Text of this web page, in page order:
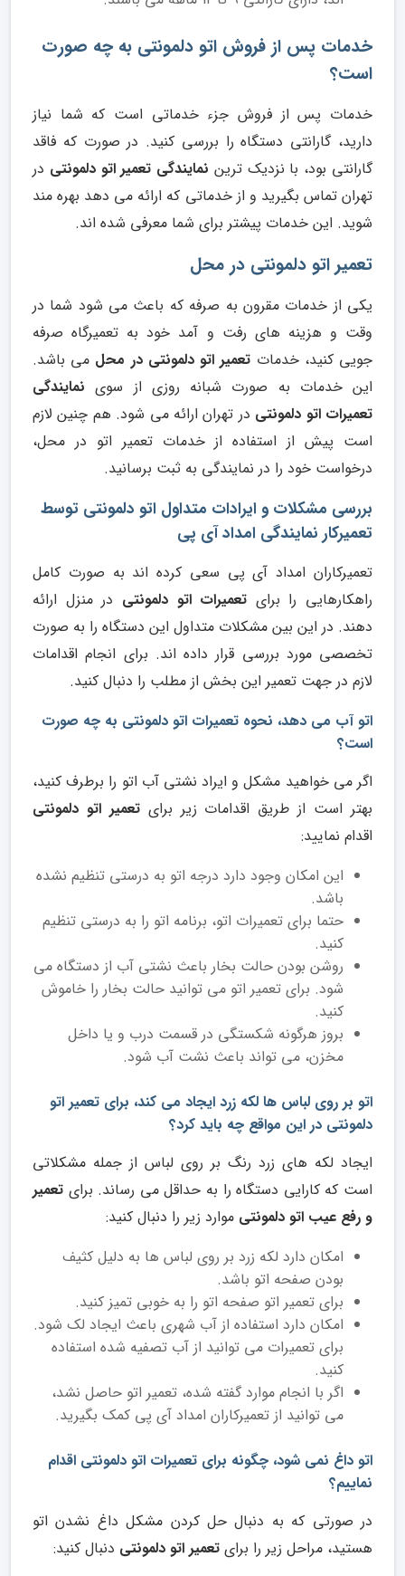
خدمات پس از فروش اتو دلمونتی به چه صورت
است؟
خدمات پس از فروش جزء خدماتی است که شما نیاز
دارید، گارانتی دستگاه را بررسی کنید. در صورت که فاقد
گارانتی بود، با نزدیک ترین نمایندگی تعمیر اتو دلمونتی در
تهران تماس بگیرید و از خدماتی که ارائه می دهد بهره مند
شوید. این خدمات پیشتر برای شما معرفی شده اند.
تعمیر اتو دلمونتی در محل
یکی از خدمات مقرون به صرفه که باعث می شود شما در
وقت و هزینه های رفت و آمد خود به تعمیرگاه صرفه
جویی کنید، خدمات تعمیر اتو دلمونتی در محل می باشد.
این خدمات به صورت شبانه روزی از سوی نمایندگی
تعمیرات اتو دلمونتی در تهران ارائه می شود. هم چنین لازم
است پیش از استفاده از خدمات تعمیر اتو در محل،
درخواست خود را در نمایندگی به ثبت برسانید.
بررسی مشکلات و ایرادات متداول اتو دلمونتی توسط
تعمیرکار نمایندگی امداد آی پی
تعمیرکاران امداد آی پی سعی کرده اند به صورت کامل
راهکارهایی را برای تعمیرات اتو دلمونتی در منزل ارائه
دهند. در این بین مشکلات متداول این دستگاه را به صورت
تخصصی مورد بررسی قرار داده اند. برای انجام اقدامات
لازم در جهت تعمیر این بخش از مطلب را دنبال کنید.
اتو آب می دهد، نحوه تعمیرات اتو دلمونتی به چه صورت
است؟
اگر می خواهید مشکل و ایراد نشتی آب اتو را برطرف کنید،
بهتر است از طریق اقدامات زیر برایتعمیر اتو دلمونتی
اقدام نمایید:
این امکان وجود دارد درجه اتو به درستی تنظیم نشده
باشد.
حتما برای تعمیرات اتو، برنامه اتو را به درستی تنظیم
کنید.
روشن بودن حالت بخار باعث نشتی آب از دستگاه می
شود. برای تعمیر اتو می توانید حالت بخار را خاموش
کنید.
بروز هرگونه شکستگی در قسمت درب و یا داخل
مخزن، می تواند باعث نشت آب شود.
اتو بر روی لباس ها لکه زرد ایجاد می کند، برای تعمیر اتو
دلمونتی در این مواقع چه باید کرد؟
ایجاد لکه های زرد رنگ بر روی لباس از جمله مشکلاتی
است که کارایی دستگاه را به حداقل می رساند. برای تعمیر
و رفع عیب اتو دلمونتی موارد زیر را دنبال کنید:
امکان دارد لکه زرد بر روی لباس ها به دلیل کثیف
بودن صفحه اتو باشد.
برای تعمیر اتو صفحه اتو را به خوبی تمیز کنید.
امکان دارد استفاده از آب شهری باعث ایجاد لک شود.
برای تعمیرات می توانید از آب تصفیه شده استفاده
کنید.
اگر با انجام موارد گفته شده، تعمیر اتو حاصل نشد،
می توانید از تعمیرکاران امداد آی پی کمک بگیرید.
اتو داغ نمی شود، چگونه برای تعمیرات اتو دلمونتی اقدام
نماییم؟
در صورتی که به دنبال حل کردن مشکل داغ نشدن اتو
هستید، مراحل زیر را برای تعمیر اتو دلمونتی دنبال کنید: